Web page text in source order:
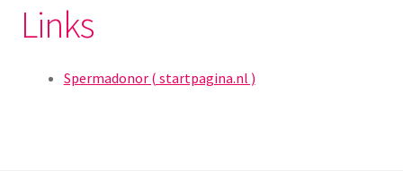
Links
Spermadonor ( startpagina.nl )